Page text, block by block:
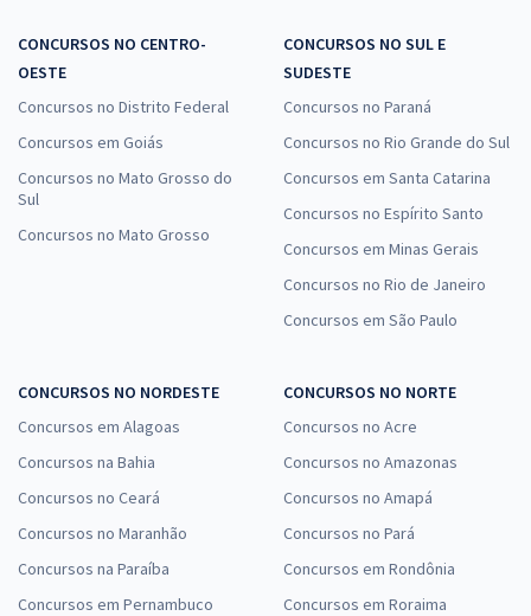
CONCURSOS NO CENTRO-
OESTE
Concursos no Distrito Federal
Concursos em Goiás
Concursos no Mato Grosso do
Sul
Concursos no Mato Grosso
CONCURSOS NO SUL E
SUDESTE
Concursos no Paraná
Concursos no Rio Grande do Sul
Concursos em Santa Catarina
Concursos no Espírito Santo
Concursos em Minas Gerais
Concursos no Rio de Janeiro
Concursos em São Paulo
CONCURSOS NO NORDESTE
Concursos em Alagoas
Concursos na Bahia
Concursos no Ceará
Concursos no Maranhão
Concursos na Paraíba
Concursos em Pernambuco
CONCURSOS NO NORTE
Concursos no Acre
Concursos no Amazonas
Concursos no Amapá
Concursos no Pará
Concursos em Rondônia
Concursos em Roraima